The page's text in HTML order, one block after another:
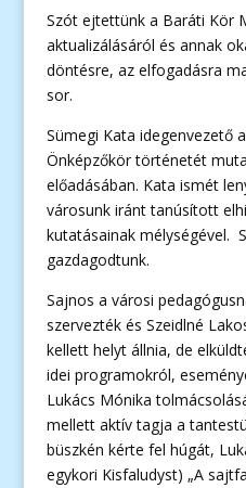
Szót ejtettünk a Baráti Kör
aktualizálásáról és annak
döntésre, az elfogadásra
sor.
Sümegi Kata idegenvezető
Önképzőkör történetét
előadásában. Kata ismét
városunk iránt tanúsított
kutatásainak mélységével.
gazdagodtunk.
Sajnos a városi
szervezték és Szeidlné
kellett helyt állnia, de
idei programokról,
Lukács Mónika
mellett aktív tagja a
büszkén kérte fel húgát,
egykori Kisfaludyst) „A